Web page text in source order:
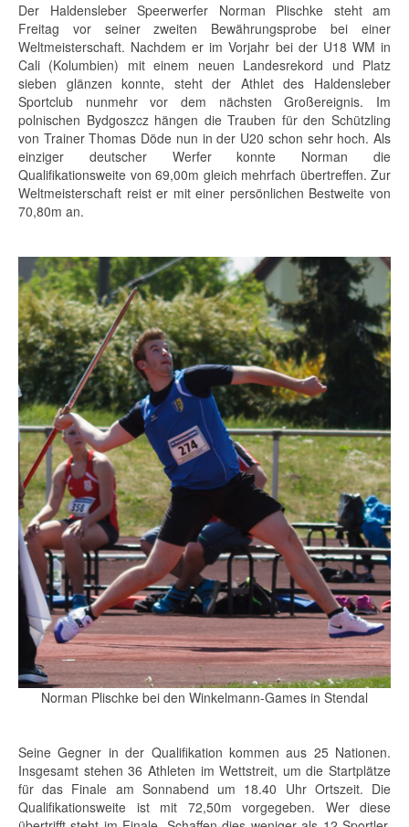
Der Haldensleber Speerwerfer Norman Plischke steht am
Freitag vor seiner zweiten Bewährungsprobe bei einer
Weltmeisterschaft. Nachdem er im Vorjahr bei der U18 WM in
Cali (Kolumbien) mit einem neuen Landesrekord und Platz
sieben glänzen konnte, steht der Athlet des Haldensleber
Sportclub nunmehr vor dem nächsten Großereignis. Im
polnischen Bydgoszcz hängen die Trauben für den Schützling
von Trainer Thomas Döde nun in der U20 schon sehr hoch. Als
einziger deutscher Werfer konnte Norman die
Qualifikationsweite von 69,00m gleich mehrfach übertreffen. Zur
Weltmeisterschaft reist er mit einer persönlichen Bestweite von
70,80m an.
Norman Plischke bei den Winkelmann-Games in Stendal
Seine Gegner in der Qualifikation kommen aus 25 Nationen.
Insgesamt stehen 36 Athleten im Wettstreit, um die Startplätze
für das Finale am Sonnabend um 18.40 Uhr Ortszeit. Die
Qualifikationsweite ist mit 72,50m vorgegeben. Wer diese